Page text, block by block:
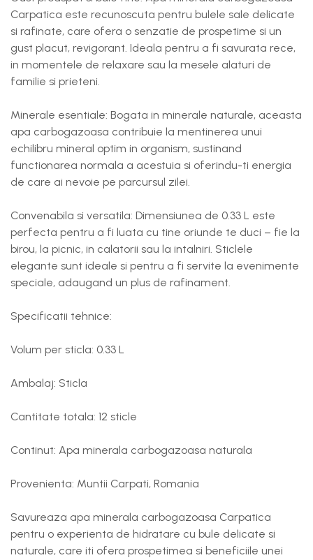
Carpatica este recunoscuta pentru bulele sale delicate
si rafinate, care ofera o senzatie de prospetime si un
gust placut, revigorant. Ideala pentru a fi savurata rece,
in momentele de relaxare sau la mesele alaturi de
familie si prieteni.
Minerale esentiale: Bogata in minerale naturale, aceasta
apa carbogazoasa contribuie la mentinerea unui
echilibru mineral optim in organism, sustinand
functionarea normala a acestuia si oferindu-ti energia
de care ai nevoie pe parcursul zilei.
Convenabila si versatila: Dimensiunea de 0.33 L este
perfecta pentru a fi luata cu tine oriunde te duci – fie la
birou, la picnic, in calatorii sau la intalniri. Sticlele
elegante sunt ideale si pentru a fi servite la evenimente
speciale, adaugand un plus de rafinament.
Specificatii tehnice:
Volum per sticla: 0.33 L
Ambalaj: Sticla
Cantitate totala: 12 sticle
Continut: Apa minerala carbogazoasa naturala
Provenienta: Muntii Carpati, Romania
Savureaza apa minerala carbogazoasa Carpatica
pentru o experienta de hidratare cu bule delicate si
naturale, care iti ofera prospetimea si beneficiile unei